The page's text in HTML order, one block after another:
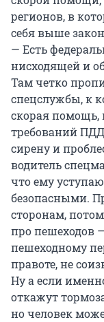
регионов, в
себя выше
— Есть
нисходящей и
Там четко
спецслужбы, к
скорая помощь,
требований
сирену и
водитель
что ему
безопасными.
сторонам,
про пешеходов
пешеходному
правоте, не
Ну а если
откажут
но человек